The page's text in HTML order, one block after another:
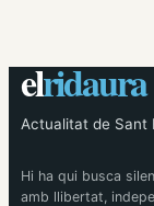
elridaura
Actualitat de Sant
Hi ha qui busca
amb llibertat,